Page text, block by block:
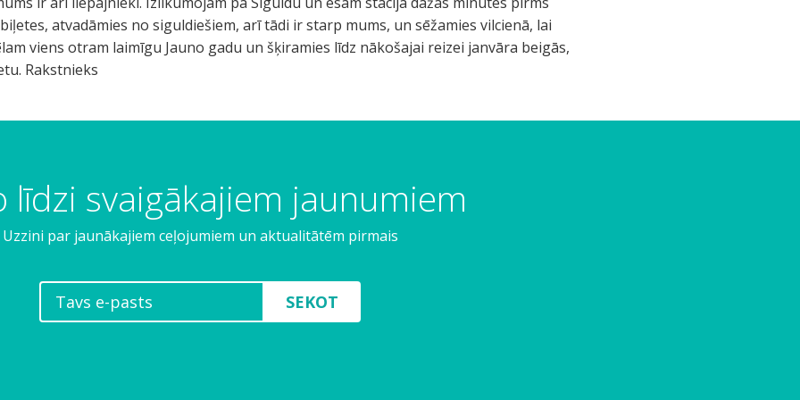
līdzi svaigākajiem jaunumiem
Uzzini par jaunākajiem ceļojumiem un aktualitātēm pirmais
SEKOT